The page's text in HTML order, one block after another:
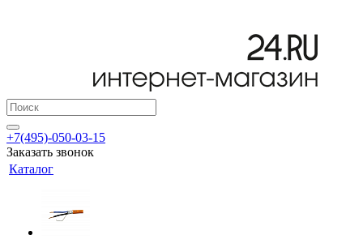
+7(495)-050-03-15
Заказать звонок
Каталог